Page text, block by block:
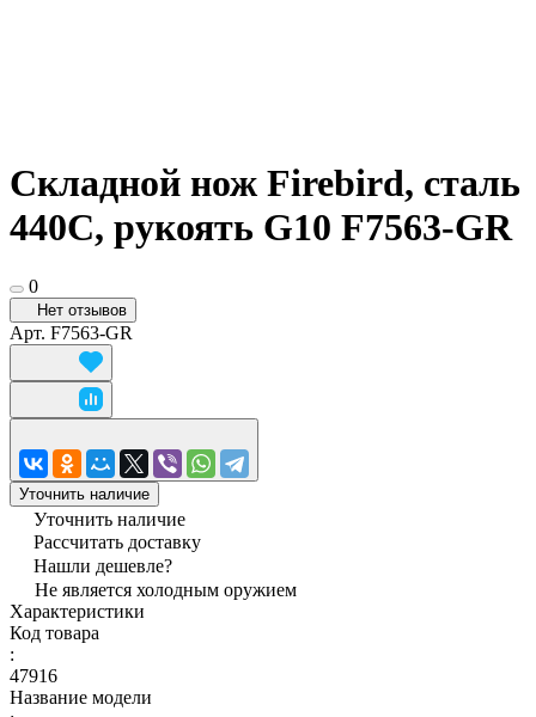
Складной нож Firebird, сталь
440C, рукоять G10 F7563-GR
0
Нет отзывов
Арт. F7563-GR
Уточнить наличие
Уточнить наличие
Рассчитать доставку
Нашли дешевле?
Не является холодным оружием
Характеристики
Код товара
:
47916
Название модели